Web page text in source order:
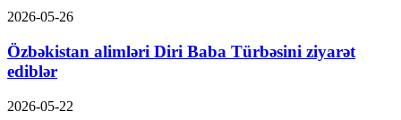
2026-05-26
Özbəkistan alimləri Diri Baba Türbəsini ziyarət
ediblər
2026-05-22